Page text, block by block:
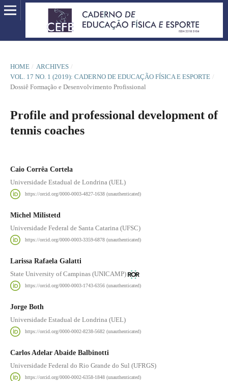
HOME / ARCHIVES /
VOL. 17 NO. 1 (2019): CADERNO DE EDUCAÇÃO FÍSICA E ESPORTE /
Dossiê Formação e Desenvolvimento Profissional
Profile and professional development of
tennis coaches
Caio Corrêa Cortela
Universidade Estadual de Londrina (UEL)
https://orcid.org/0000-0003-4827-1638 (unauthenticated)
Michel Milistetd
Universidade Federal de Santa Catarina (UFSC)
https://orcid.org/0000-0003-3359-6878 (unauthenticated)
Larissa Rafaela Galatti
State University of Campinas (UNICAMP)
https://orcid.org/0000-0003-1743-6356 (unauthenticated)
Jorge Both
Universidade Estadual de Londrina (UEL)
https://orcid.org/0000-0002-8238-5682 (unauthenticated)
Carlos Adelar Abaide Balbinotti
Universidade Federal do Rio Grande do Sul (UFRGS)
https://orcid.org/0000-0002-6358-1848 (unauthenticated)